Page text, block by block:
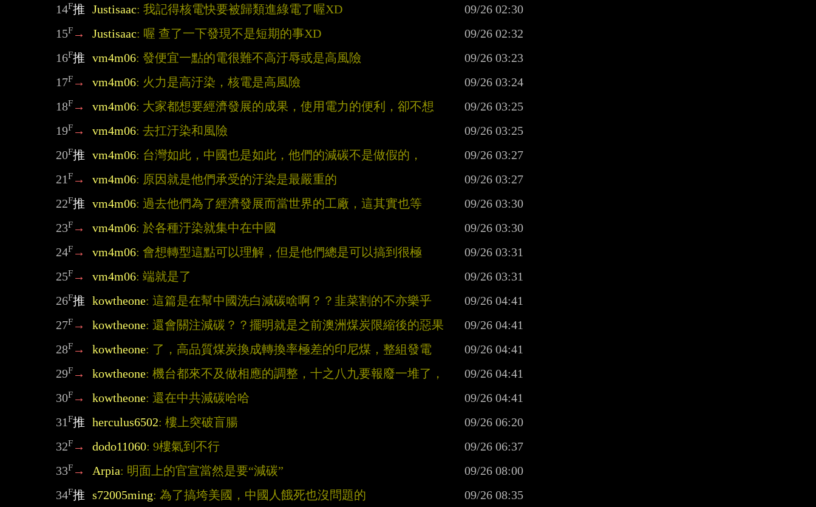
14F推 Justisaac: 我記得核電快要被歸類進綠電了喔XD
15F → Justisaac: 喔 查了一下發現不是短期的事XD
16F推 vm4m06: 發便宜一點的電很難不高汙辱或是高風險
17F → vm4m06: 火力是高汙染，核電是高風險
18F → vm4m06: 大家都想要經濟發展的成果，使用電力的便利，卻不想
19F → vm4m06: 去扛汙染和風險
20F推 vm4m06: 台灣如此，中國也是如此，他們的減碳不是做假的，
21F → vm4m06: 原因就是他們承受的汙染是最嚴重的
22F推 vm4m06: 過去他們為了經濟發展而當世界的工廠，這其實也等
23F → vm4m06: 於各種汙染就集中在中國
24F → vm4m06: 會想轉型這點可以理解，但是他們總是可以搞到很極
25F → vm4m06: 端就是了
26F推 kowtheone: 這篇是在幫中國洗白減碳啥啊？？韭菜割的不亦樂乎
27F → kowtheone: 還會關注減碳？？擺明就是之前澳洲煤炭限縮後的惡果
28F → kowtheone: 了，高品質煤炭換成轉換率極差的印尼煤，整組發電
29F → kowtheone: 機台都來不及做相應的調整，十之八九要報廢一堆了，
30F → kowtheone: 還在中共減碳哈哈
31F推 herculus6502: 樓上突破盲腸
32F → dodo11060: 9樓氣到不行
33F → Arpia: 明面上的官宣當然是要“減碳”
34F推 s72005ming: 為了搞垮美國，中國人餓死也沒問題的